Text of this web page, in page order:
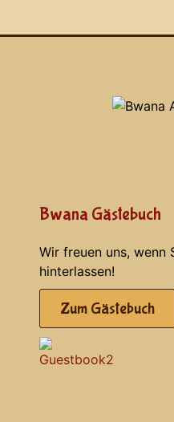
Bwana Gästebuch
Wir freuen uns, wenn
hinterlassen!
Zum Gästebuch